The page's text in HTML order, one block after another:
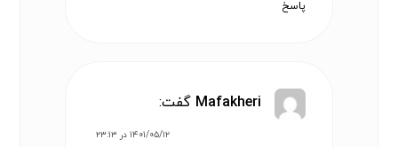
پاسخ
Mafakheri گفت:
۱۴۰۱/۰۵/۱۲ در ۲۳:۱۳